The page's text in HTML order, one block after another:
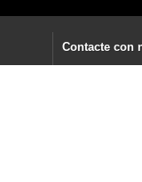
Contacte con